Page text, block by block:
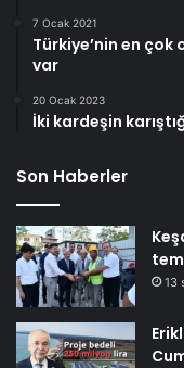
7 Ocak 2021
Türkiye’nin en çok
var
20 Ocak 2023
İki kardeşin
Son Haberler
13